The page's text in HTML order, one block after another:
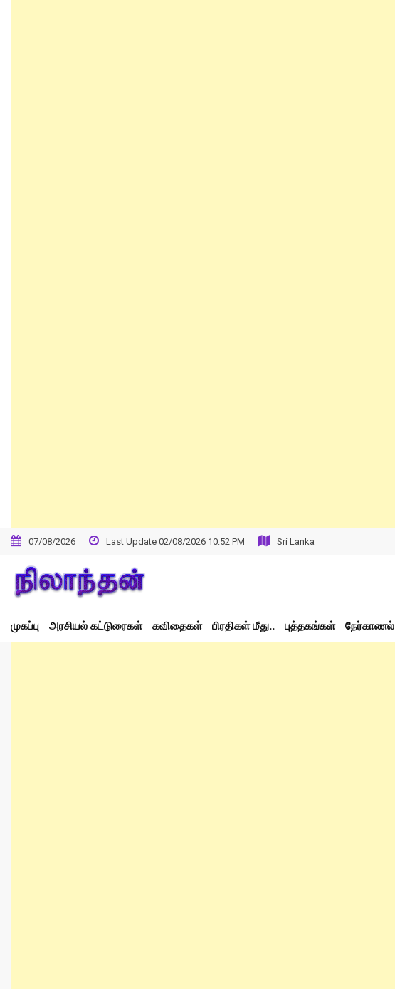
07/08/2026 Last Update 02/08/2026 10:52 PM Sri Lanka
முகப்பு அரசியல் கட்டுரைகள் கவிதைகள் பிரதிகள் மீது.. புத்தகங்கள் நேர்காணல்